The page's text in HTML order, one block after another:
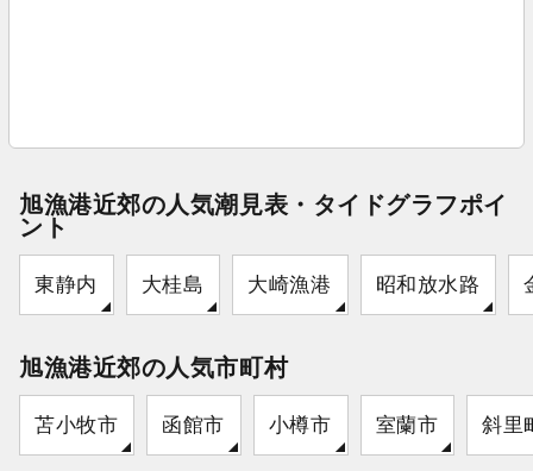
旭漁港近郊の人気潮見表・タイドグラフポイ
ント
東静内 大桂島 大崎漁港 昭和放水路
旭漁港近郊の人気市町村
苫小牧市 函館市 小樽市 室蘭市 斜里